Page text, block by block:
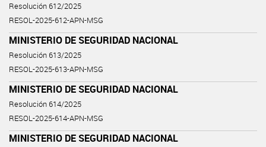
Resolución 612/2025
RESOL-2025-612-APN-MSG
MINISTERIO DE SEGURIDAD NACIONAL
Resolución 613/2025
RESOL-2025-613-APN-MSG
MINISTERIO DE SEGURIDAD NACIONAL
Resolución 614/2025
RESOL-2025-614-APN-MSG
MINISTERIO DE SEGURIDAD NACIONAL